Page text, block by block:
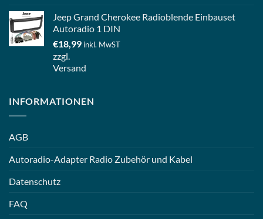
Jeep Grand Cherokee Radioblende Einbauset
Autoradio 1 DIN
€18,99 inkl. MwST
zzgl.
Versand
INFORMATIONEN
AGB
Autoradio-Adapter Radio Zubehör und Kabel
Datenschutz
FAQ